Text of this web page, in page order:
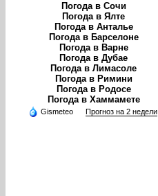
Погода в Сочи
Погода в Ялте
Погода в Анталье
Погода в Барселоне
Погода в Варне
Погода в Дубае
Погода в Лимасоле
Погода в Римини
Погода в Родосе
Погода в Хаммамете
Gismeteo Прогноз на 2 недели